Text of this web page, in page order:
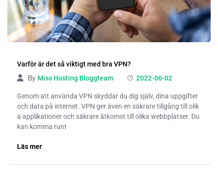
Varför är det så viktigt med bra VPN?
By Miss Hosting Bloggteam 2022-06-02
Genom att använda VPN skyddar du dig själv, dina uppgifter
och data på internet. VPN ger även en säkrare tillgång till olik
a applikationer och säkrare åtkomst till olika webbplatser. Du
kan komma runt
Läs mer